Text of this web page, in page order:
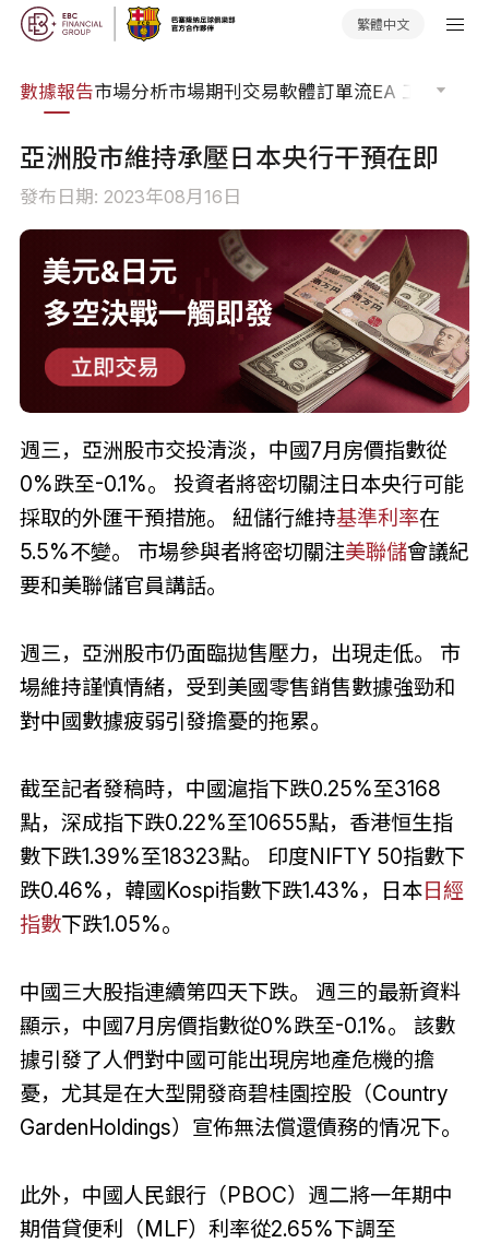
繁體中文
數據報告市場分析市場期刊交易軟體訂單流EA 工具庫
亞洲股市維持承壓日本央行干預在即
發布日期: 2023年08月16日
週三，亞洲股市交投清淡，中國7月房價指數從
0%跌至-0.1%。 投資者將密切關注日本央行可能
採取的外匯干預措施。 紐儲行維持基準利率在
5.5%不變。 市場參與者將密切關注美聯儲會議紀
要和美聯儲官員講話。
週三，亞洲股市仍面臨拋售壓力，出現走低。 市
場維持謹慎情緒，受到美國零售銷售數據強勁和
對中國數據疲弱引發擔憂的拖累。
截至記者發稿時，中國滬指下跌0.25%至3168
點，深成指下跌0.22%至10655點，香港恒生指
數下跌1.39%至18323點。 印度NIFTY 50指數下
跌0.46%，韓國Kospi指數下跌1.43%，日本日經
指數下跌1.05%。
中國三大股指連續第四天下跌。 週三的最新資料
顯示，中國7月房價指數從0%跌至-0.1%。 該數
據引發了人們對中國可能出現房地產危機的擔
憂，尤其是在大型開發商碧桂園控股（Country
GardenHoldings）宣佈無法償還債務的情况下。
此外，中國人民銀行（PBOC）週二將一年期中
期借貸便利（MLF）利率從2.65%下調至